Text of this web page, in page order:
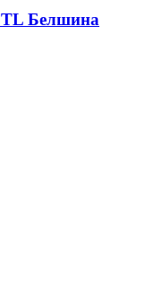
Белшина